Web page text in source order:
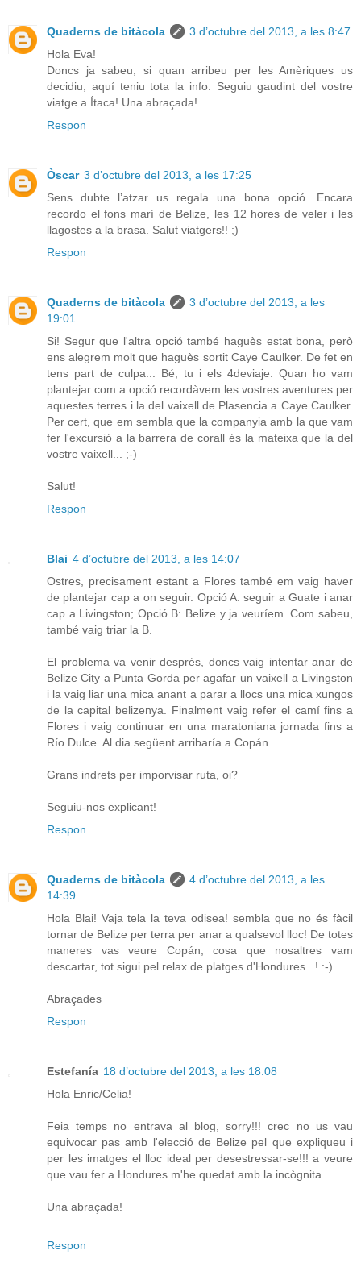
Quaderns de bitàcola
3 d’octubre del 2013, a les 8:47
Hola Eva!
Doncs ja sabeu, si quan arribeu per les Amèriques us
decidiu, aquí teniu tota la info. Seguiu gaudint del vostre
viatge a Ítaca! Una abraçada!
Respon
Òscar 3 d’octubre del 2013, a les 17:25
Sens dubte l’atzar us regala una bona opció. Encara
recordo el fons marí de Belize, les 12 hores de veler i les
llagostes a la brasa. Salut viatgers!! ;)
Respon
Quaderns de bitàcola
3 d’octubre del 2013, a les
19:01
Si! Segur que l'altra opció també haguès estat bona, però
ens alegrem molt que haguès sortit Caye Caulker. De fet en
tens part de culpa... Bé, tu i els 4deviaje. Quan ho vam
plantejar com a opció recordàvem les vostres aventures per
aquestes terres i la del vaixell de Plasencia a Caye Caulker.
Per cert, que em sembla que la companyia amb la que vam
fer l'excursió a la barrera de corall és la mateixa que la del
vostre vaixell... ;-)
Salut!
Respon
Blai 4 d’octubre del 2013, a les 14:07
Ostres, precisament estant a Flores també em vaig haver
de plantejar cap a on seguir. Opció A: seguir a Guate i anar
cap a Livingston; Opció B: Belize y ja veuríem. Com sabeu,
també vaig triar la B.
El problema va venir després, doncs vaig intentar anar de
Belize City a Punta Gorda per agafar un vaixell a Livingston
i la vaig liar una mica anant a parar a llocs una mica xungos
de la capital belizenya. Finalment vaig refer el camí fins a
Flores i vaig continuar en una maratoniana jornada fins a
Río Dulce. Al dia següent arribaría a Copán.
Grans indrets per imporvisar ruta, oi?
Seguiu-nos explicant!
Respon
Quaderns de bitàcola
4 d’octubre del 2013, a les
14:39
Hola Blai! Vaja tela la teva odisea! sembla que no és fàcil
tornar de Belize per terra per anar a qualsevol lloc! De totes
maneres vas veure Copán, cosa que nosaltres vam
descartar, tot sigui pel relax de platges d'Hondures...! :-)
Abraçades
Respon
Estefanía 18 d’octubre del 2013, a les 18:08
Hola Enric/Celia!
Feia temps no entrava al blog, sorry!!! crec no us vau
equivocar pas amb l'elecció de Belize pel que expliqueu i
per les imatges el lloc ideal per desestressar-se!!! a veure
que vau fer a Hondures m'he quedat amb la incògnita....
Una abraçada!
Respon